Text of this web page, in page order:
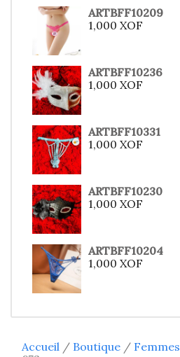
ARTBFF10209
1,000 XOF
ARTBFF10236
1,000 XOF
ARTBFF10331
1,000 XOF
ARTBFF10230
1,000 XOF
ARTBFF10204
1,000 XOF
Accueil / Boutique / Femmes